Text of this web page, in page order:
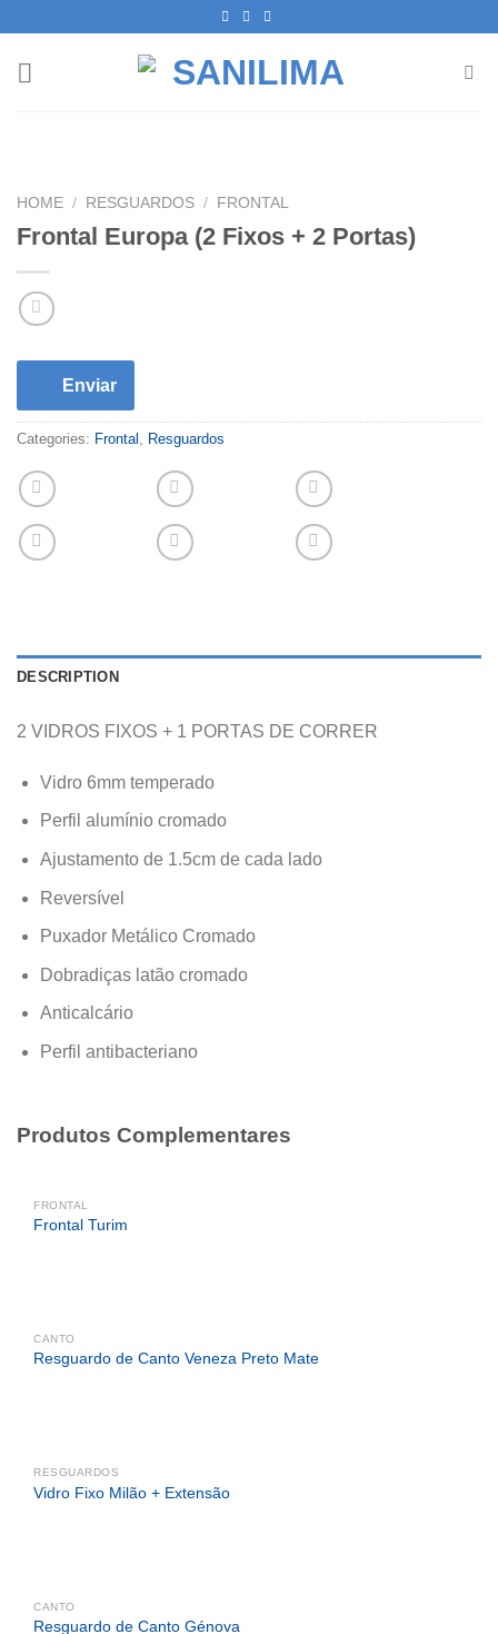
content
HOME / RESGUARDOS / FRONTAL
Frontal Europa (2 Fixos + 2 Portas)
Enviar
Categories: Frontal , Resguardos
DESCRIPTION
2 VIDROS FIXOS + 1 PORTAS DE CORRER
Vidro 6mm temperado
Perfil alumínio cromado
Ajustamento de 1.5cm de cada lado
Reversível
Puxador Metálico Cromado
Dobradiças latão cromado
Anticalcário
Perfil antibacteriano
Produtos Complementares
FRONTAL
Frontal Turim
CANTO
Resguardo de Canto Veneza Preto Mate
RESGUARDOS
Vidro Fixo Milão + Extensão
CANTO
Resguardo de Canto Génova